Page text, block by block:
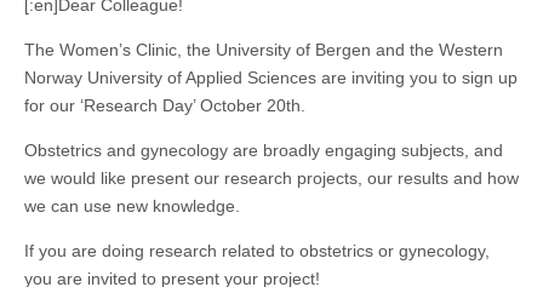
[:en]Dear Colleague!
The Women’s Clinic, the University of Bergen and the Western
Norway University of Applied Sciences are inviting you to sign up
for our ‘Research Day’ October 20th.
Obstetrics and gynecology are broadly engaging subjects, and
we would like present our research projects, our results and how
we can use new knowledge.
If you are doing research related to obstetrics or gynecology,
you are invited to present your project!